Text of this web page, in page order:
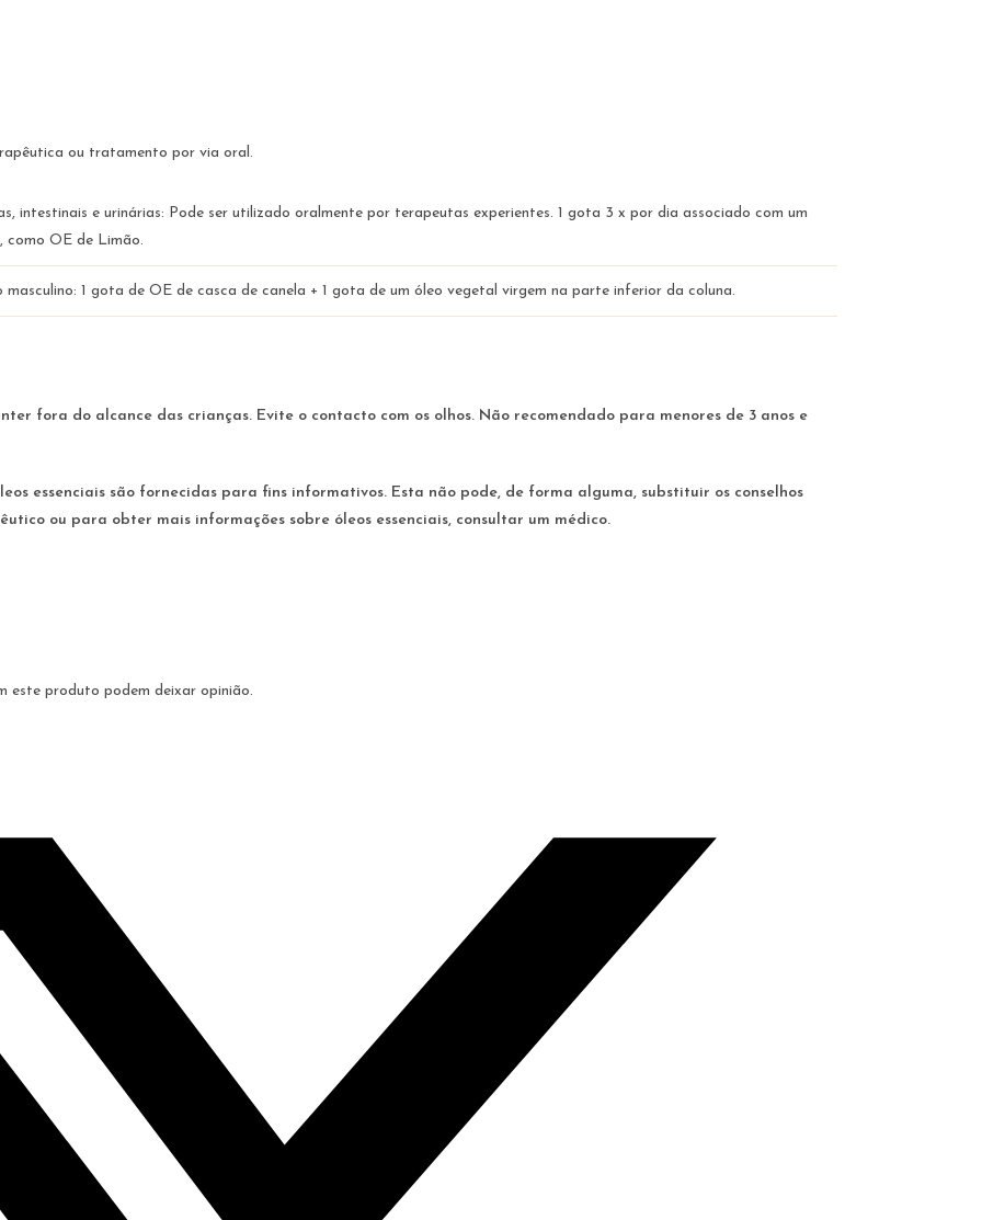
ou tratamento por via oral.
intestinais e urinárias: Pode ser utilizado oralmente por terapeutas experientes. 1 gota 3 x por dia associado com um
como OE de Limão.
1 gota de OE de casca de canela + 1 gota de um óleo vegetal virgem na parte inferior da coluna.
fora do alcance das crianças. Evite o contacto com os olhos. Não recomendado para menores de 3 anos e
essenciais são fornecidas para fins informativos. Esta não pode, de forma alguma, substituir os conselhos
ou para obter mais informações sobre óleos essenciais, consultar um médico.
este produto podem deixar opinião.